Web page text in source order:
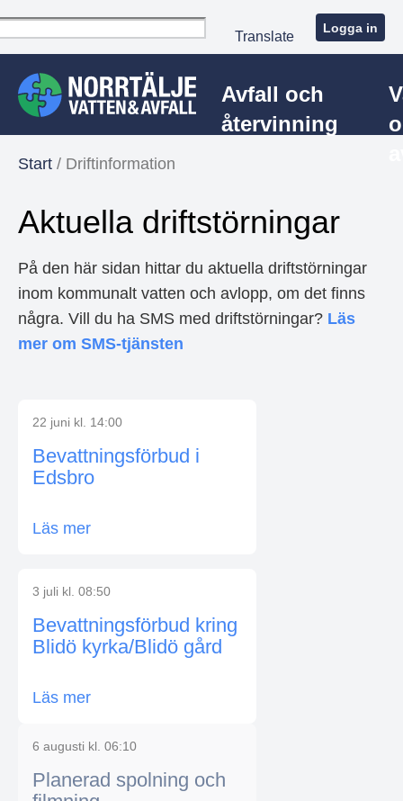
Translate
Logga in
Avfall och
återvinning
Start / Driftinformation
Aktuella driftstörningar
På den här sidan hittar du aktuella driftstörningar
inom kommunalt vatten och avlopp, om det finns
några. Vill du ha SMS med driftstörningar? Läs
mer om SMS-tjänsten
6 augusti kl. 06:10
Planerad spolning och
22 juni kl. 14:00
Bevattningsförbud i
Edsbro
Läs mer
3 juli kl. 08:50
Bevattningsförbud kring
Blidö kyrka/Blidö gård
Läs mer